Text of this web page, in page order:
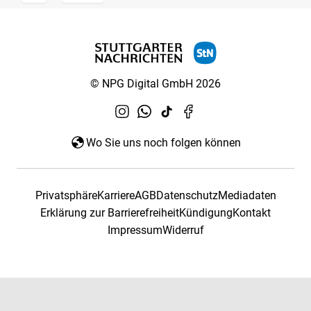
© NPG Digital GmbH 2026
Wo Sie uns noch folgen können
PrivatsphäreKarriereAGBDatenschutzMediadaten
Erklärung zur BarrierefreiheitKündigungKontakt
ImpressumWiderruf